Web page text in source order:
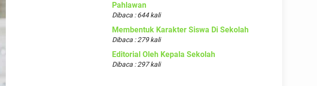
Pahlawan
Dibaca : 644 kali
Membentuk Karakter Siswa Di Sekolah
Dibaca : 279 kali
Editorial Oleh Kepala Sekolah
Dibaca : 297 kali